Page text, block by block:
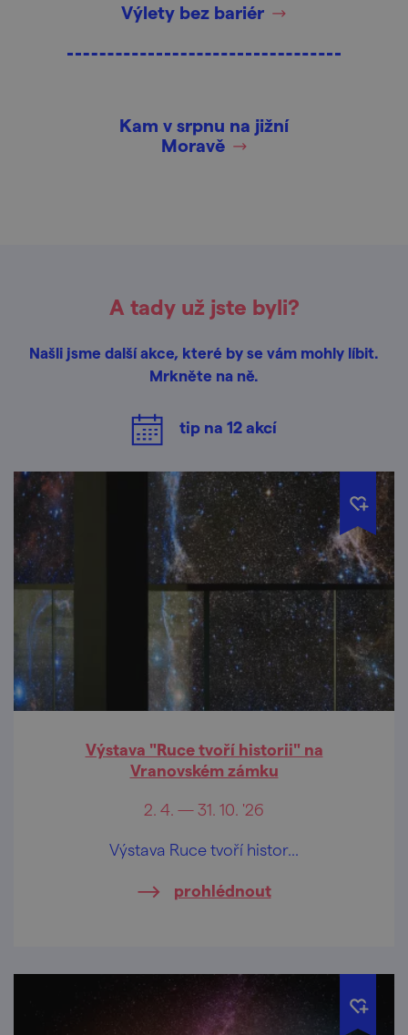
Výlety bez bariér
Kam v srpnu na jižní
Moravě
A tady už jste byli?
Našli jsme další akce, které by se vám mohly líbit.
Mrkněte na ně.
tip na 12akcí
Výstava "Ruce tvoří historii" na
Vranovském zámku
2. 4. — 31. 10. '26
Výstava Ruce tvoří histor...
prohlédnout